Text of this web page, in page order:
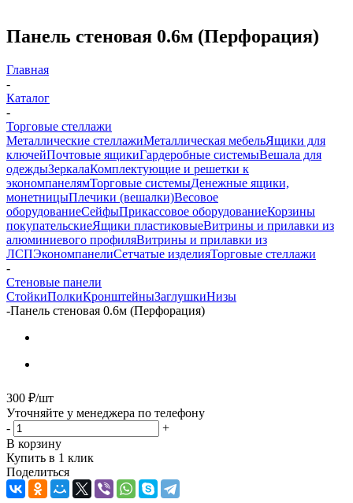
Панель стеновая 0.6м (Перфорация)
Главная
-
Каталог
-
Торговые стеллажи
Металлические стеллажиМеталлическая мебельЯщики для
ключейПочтовые ящикиГардеробные системыВешала для
одеждыЗеркалаКомплектующие и решетки к
экономпанелямТорговые системыДенежные ящики,
монетницыПлечики (вешалки)Весовое
оборудованиеСейфыПрикассовое оборудованиеКорзины
покупательскиеЯщики пластиковыеВитрины и прилавки из
алюминиевого профиляВитрины и прилавки из
ЛСПЭкономпанелиСетчатые изделияТорговые стеллажи
-
Стеновые панели
СтойкиПолкиКронштейныЗаглушкиНизы
-Панель стеновая 0.6м (Перфорация)
300 ₽/шт
Уточняйте у менеджера по телефону
-
+
В корзину
Купить в 1 клик
Поделиться